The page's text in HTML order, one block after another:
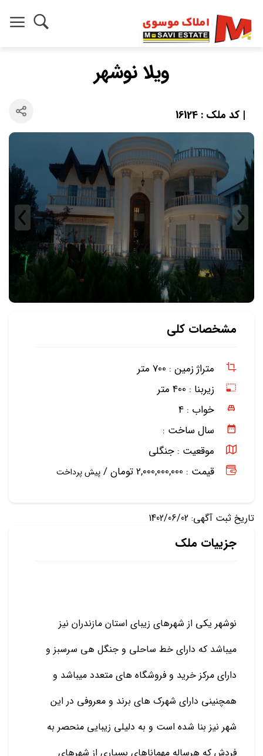
ویلا نوشهر
| کد ملک : 16124
مشخصات کلی
متراژ زمین : 700 متر
زیربنا : 400 متر
خواب : 4
سال ساخت :
موقعیت : جنگلی
قیمت : 2,000,000,000 تومان /
پیش پرداخت
تاریخ ثبت آگهی: 1402/06/02
جزییات ملک
نوشهر یکی از شهرهای زیبای استان مازندران نیز
میباشد که دارای خط ساحلی و جنگل هی سرسبز و
دارای مرکز خرید و فروشگاه های متعدد میباشد و
همچنینی دارای شهرک های برند و معروفی در این
شهر نیز بنا شده است و به دلیلی زیبایی منحصر به
فردش که هرساله مهماناهای بسیاری از شهرهای